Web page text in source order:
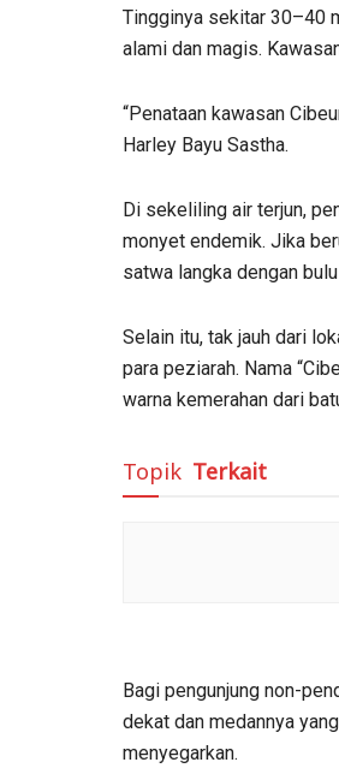
Tingginya sekitar 30–40
alami dan magis.
“Penataan kawasan
Harley Bayu Sastha.
Di sekeliling air terjun,
monyet endemik. Jika
satwa langka dengan
Selain itu, tak jauh dari
para peziarah. Nama
warna kemerahan dari
Topik Terkait
Bagi pengunjung non-
dekat dan medannya
menyegarkan.